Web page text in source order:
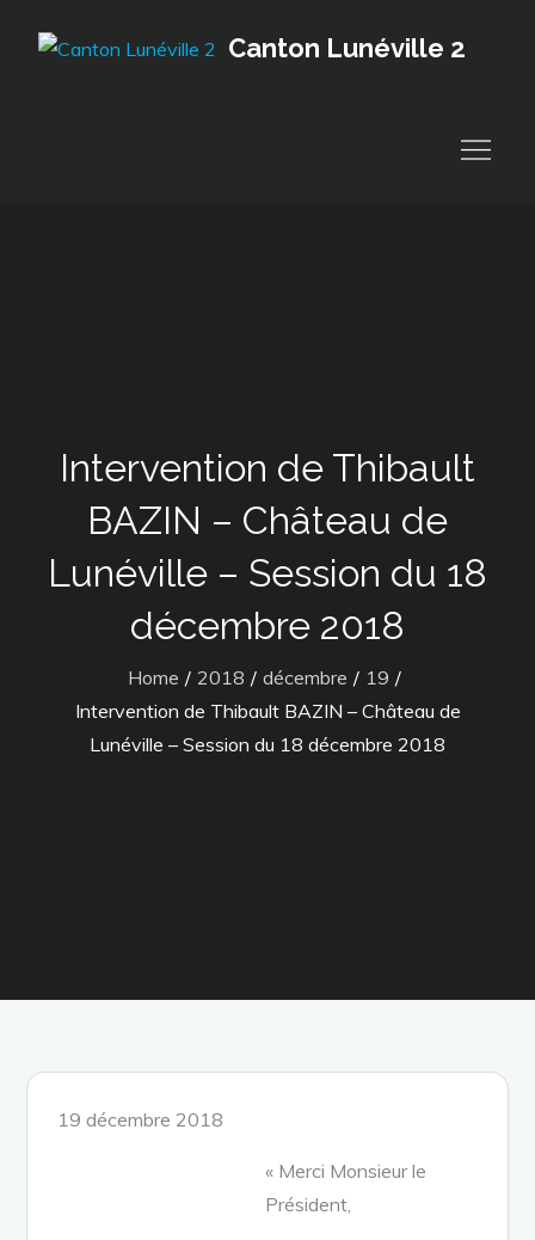
Canton Lunéville 2
Intervention de Thibault
BAZIN – Château de
Lunéville – Session du 18
décembre 2018
Home 2018 décembre
19
Intervention de Thibault BAZIN – Château de
Lunéville – Session du 18 décembre 2018
Posted
19 décembre 2018
« Merci Monsieur le
Président,